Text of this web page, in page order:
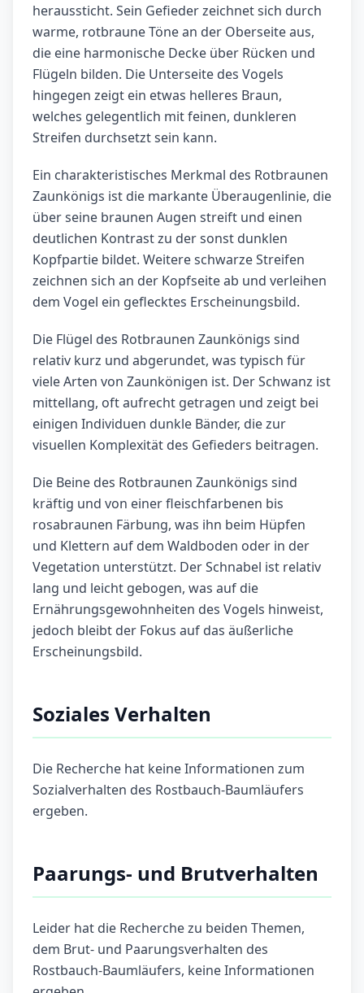
heraussticht. Sein Gefieder zeichnet sich durch
warme, rotbraune Töne an der Oberseite aus,
die eine harmonische Decke über Rücken und
Flügeln bilden. Die Unterseite des Vogels
hingegen zeigt ein etwas helleres Braun,
welches gelegentlich mit feinen, dunkleren
Streifen durchsetzt sein kann.
Ein charakteristisches Merkmal des Rotbraunen
Zaunkönigs ist die markante Überaugenlinie, die
über seine braunen Augen streift und einen
deutlichen Kontrast zu der sonst dunklen
Kopfpartie bildet. Weitere schwarze Streifen
zeichnen sich an der Kopfseite ab und verleihen
dem Vogel ein geflecktes Erscheinungsbild.
Die Flügel des Rotbraunen Zaunkönigs sind
relativ kurz und abgerundet, was typisch für
viele Arten von Zaunkönigen ist. Der Schwanz ist
mittellang, oft aufrecht getragen und zeigt bei
einigen Individuen dunkle Bänder, die zur
visuellen Komplexität des Gefieders beitragen.
Die Beine des Rotbraunen Zaunkönigs sind
kräftig und von einer fleischfarbenen bis
rosabraunen Färbung, was ihn beim Hüpfen
und Klettern auf dem Waldboden oder in der
Vegetation unterstützt. Der Schnabel ist relativ
lang und leicht gebogen, was auf die
Ernährungsgewohnheiten des Vogels hinweist,
jedoch bleibt der Fokus auf das äußerliche
Erscheinungsbild.
Soziales Verhalten
Die Recherche hat keine Informationen zum
Sozialverhalten des Rostbauch-Baumläufers
ergeben.
Paarungs- und Brutverhalten
Leider hat die Recherche zu beiden Themen,
dem Brut- und Paarungsverhalten des
Rostbauch-Baumläufers, keine Informationen